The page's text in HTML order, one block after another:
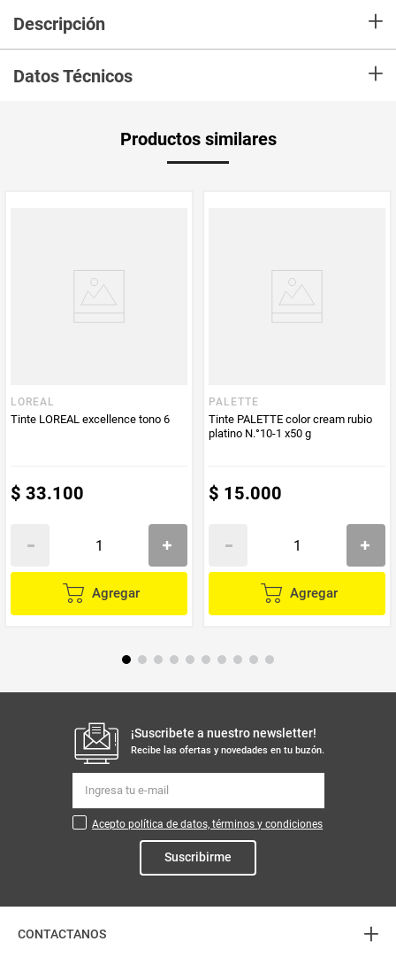
Descripción +
Datos Técnicos +
Productos similares
LOREAL
Tinte LOREAL excellence tono 6
$ 33.100
Agregar
PALETTE
Tinte PALETTE color cream rubio
platino N.°10-1 x50 g
$ 15.000
Agregar
¡Suscribete a nuestro newsletter!
Recibe las ofertas y novedades en tu buzón.
Acepto política de datos, términos y condiciones
Suscribirme
CONTACTANOS +